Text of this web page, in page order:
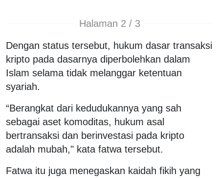
Halaman 2 / 3
Dengan status tersebut, hukum dasar transaksi
kripto pada dasarnya diperbolehkan dalam
Islam selama tidak melanggar ketentuan
syariah.
“Berangkat dari kedudukannya yang sah
sebagai aset komoditas, hukum asal
bertransaksi dan berinvestasi pada kripto
adalah mubah," kata fatwa tersebut.
Fatwa itu juga menegaskan kaidah fikih yang